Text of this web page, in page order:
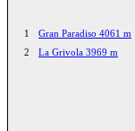
1
Gran Paradiso 4061 m
2
La Grivola 3969 m